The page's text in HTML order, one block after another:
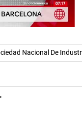
Nacional De